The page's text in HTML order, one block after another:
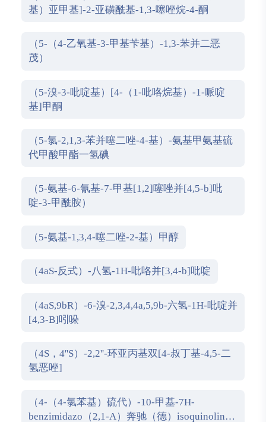
基）亚甲基]-2-亚磺酰基-1,3-噻唑烷-4-酮
（5-（4-乙氧基-3-甲基苄基）-1,3-苯并二恶
茂）
（5-溴-3-吡啶基）[4-（1-吡咯烷基）-1-哌啶
基]甲酮
（5-氯-2,1,3-苯并噻二唑-4-基）-氨基甲氨基硫
代甲酸甲酯一氢碘
（5-氨基-6-氰基-7-甲基[1,2]噻唑并[4,5-b]吡
啶-3-甲酰胺）
（5-氨基-1,3,4-噻二唑-2-基）甲醇
（4aS-反式）-八氢-1H-吡咯并[3,4-b]吡啶
（4aS,9bR）-6-溴-2,3,4,4a,5,9b-六氢-1H-吡啶并
[4,3-B]吲哚
（4S，4''S）-2,2''-环亚丙基双[4-叔丁基-4,5-二
氢恶唑]
（4-（4-氯苯基）硫代）-10-甲基-7H-
benzimidazo（2,1-A）奔驰（德）isoquinolin-7